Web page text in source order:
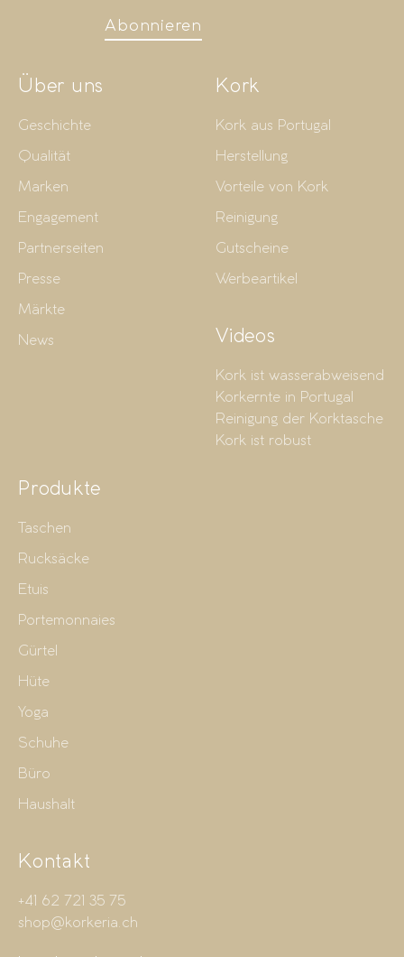
Abonnieren
Über uns
Geschichte
Qualität
Marken
Engagement
Partnerseiten
Presse
Märkte
News
Kork
Kork aus Portugal
Herstellung
Vorteile von Kork
Reinigung
Gutscheine
Werbeartikel
Videos
Kork ist wasserabweisend
Korkernte in Portugal
Reinigung der Korktasche
Kork ist robust
Produkte
Taschen
Rucksäcke
Etuis
Portemonnaies
Gürtel
Hüte
Yoga
Schuhe
Büro
Haushalt
Kontakt
+41 62 721 35 75
shop@korkeria.ch